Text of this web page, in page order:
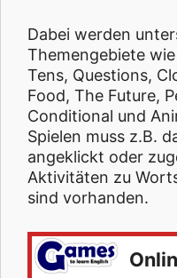
Dabei werden
Themengebiete
Tens, Questions,
Food, The Future,
Conditional und
Spielen muss z.B.
angeklickt oder
Aktivitäten zu
sind vorhanden.